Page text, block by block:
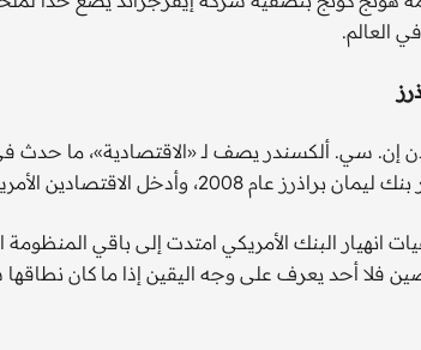
العالم.
إن. سي. ألكسندر يصف لـ «الاقتصادية»، ما حدث
الأمريكي والعالمي في براثن أزمة مالية.
انهيار البنك الأمريكي امتدت إلى باقي المنظومة
فلا أحد يعرف على وجه اليقين إذا ما كان